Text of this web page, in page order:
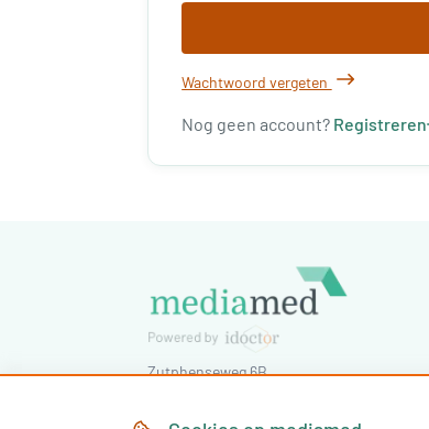
Wachtwoord vergeten
Nog geen account? Registreren
Zutphenseweg 6B
Tel:030-7603620